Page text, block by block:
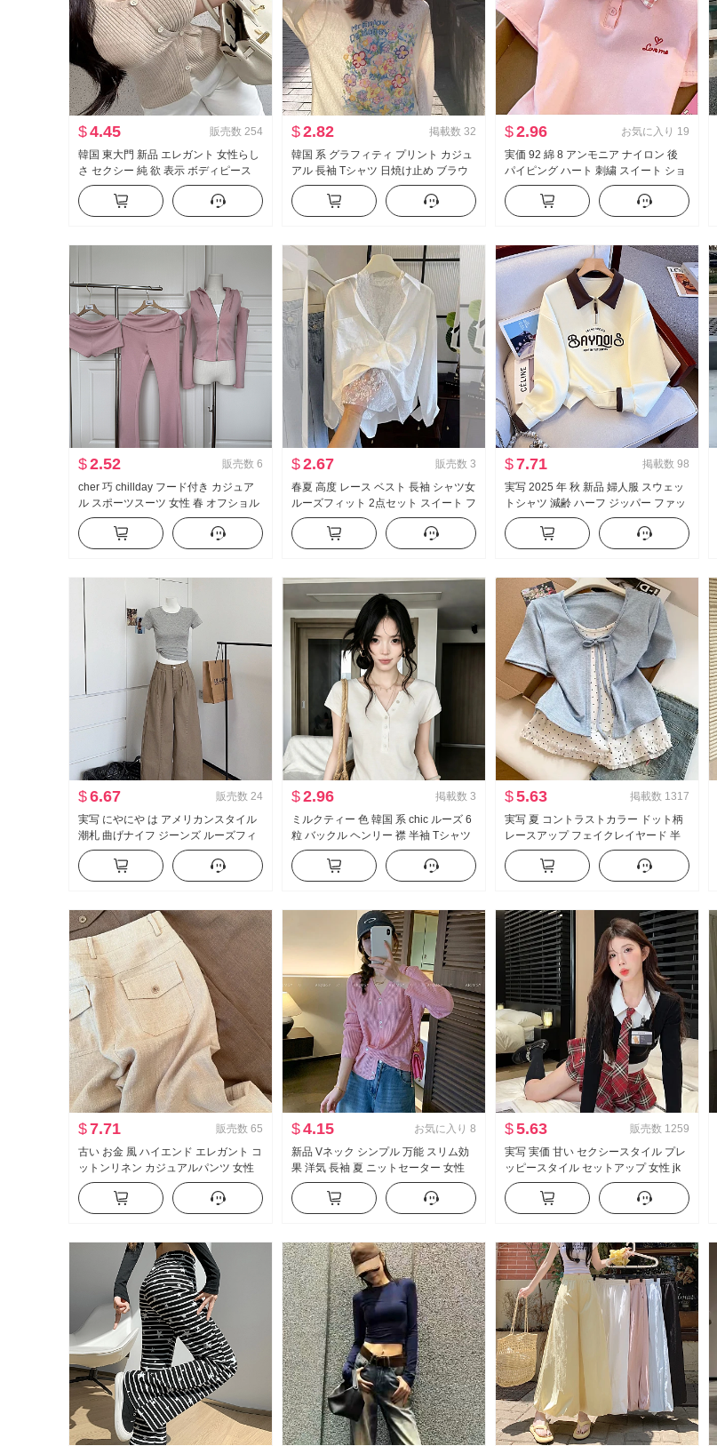
$4.45 販売数 254
韓国 東大門 新品 エレガント 女性らし
さ セクシー 純 欲 表示 ボディピース
側 系 バックル 半袖 ニット Tシャツ ト
ップス
$2.82 掲載数 32
韓国 系 グラフィティ プリント カジュ
アル 長袖 Tシャツ 日焼け止め ブラウ
ス 女性 春夏 ルーズフィット ルーズ 風
が冷たい 感 クルーネック トップス
$2.96 お気に入り 19
実価 92 綿 8 アンモニア ナイロン 後
パイピング ハート 刺繍 スイート ショ
ート丈 ポロ襟 Tシャツ スリムフィット
小柄 トレンド
$2.52 販売数 6
cher 巧 chillday フード付き カジュア
ル スポーツスーツ 女性 春 オフショル
ダー コート ベルボトム スリーピース
$2.67 販売数 3
春夏 高度 レース ベスト 長袖 シャツ女
ルーズフィット 2点セット スイート フ
レッシュ
$7.71 掲載数 98
実写 2025 年 秋 新品 婦人服 スウェッ
トシャツ 減齢 ハーフ ジッパー ファッ
ション ポロ襟 カジュアル 万能 スリム
効果
$6.67 販売数 24
実写 にやにや は アメリカンスタイル
潮札 曲げナイフ ジーンズ ルーズフィ
ット ワイド 脚 カジュアル ズボン
$2.96 掲載数 3
ミルクティー 色 韓国 系 chic ルーズ 6
粒 バックル ヘンリー 襟 半袖 Tシャツ
女性 夏 薄手 カジュアル 正 肩の上 服
$5.63 掲載数 1317
実写 夏 コントラストカラー ドット柄
レースアップ フェイクレイヤード 半
袖 Tシャツ 女性 夏 新品 スイートスタ
イル マイナー トップス
$7.71 販売数 65
古い お金 風 ハイエンド エレガント コ
ットンリネン カジュアルパンツ 女性
春 夏 2026 新品 ルーズフィット スリ
ム効果 軽薄 ストレートパンツ
$4.15 お気に入り 8
新品 Vネック シンプル 万能 スリム効
果 洋気 長袖 夏 ニットセーター 女性
洋気 無地 トップス
$5.63 販売数 1259
実写 実価 甘い セクシースタイル プレ
ッピースタイル セットアップ 女性 jk
制服 フェイクレイヤード 純 欲 トップ
ス ハーフ スカートパンツ ツーピース
セット